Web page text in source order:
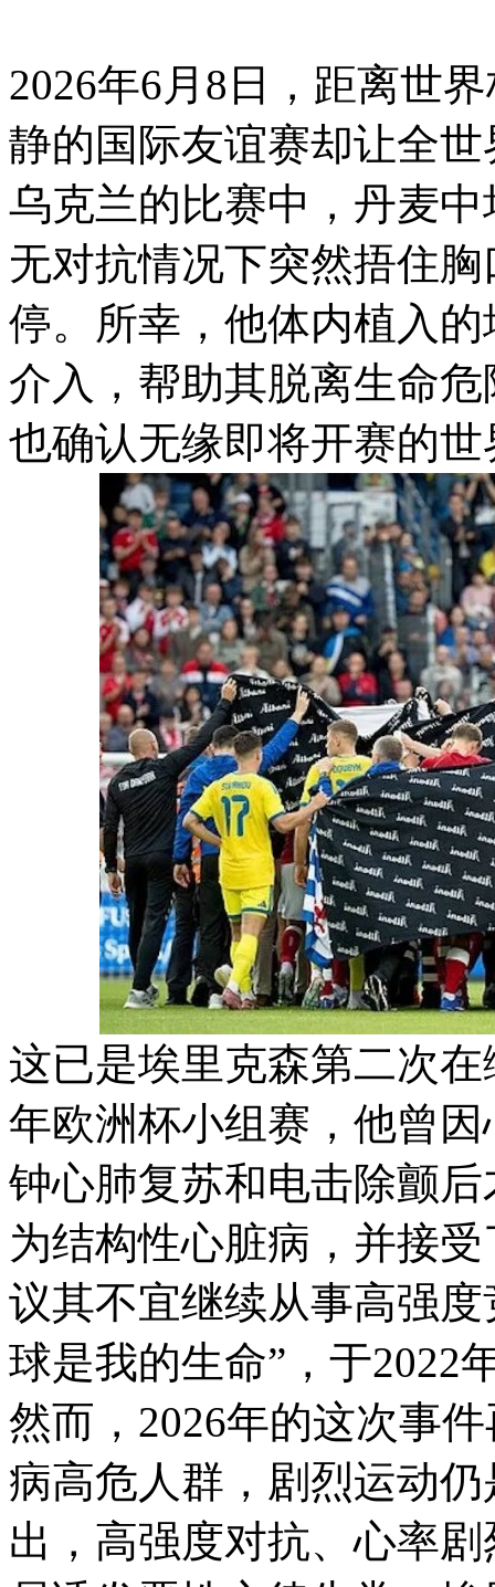
2026年6月8日，距离世
静的国际友谊赛却让全
乌克兰的比赛中，丹麦
无对抗情况下突然捂住
停。所幸，他体内植入
介入，帮助其脱离生命
也确认无缘即将开赛的世
这已是埃里克森第二次
年欧洲杯小组赛，他曾
钟心肺复苏和电击除颤
为结构性心脏病，并接
议其不宜继续从事高强
球是我的生命”，于2022
然而，2026年的这次事
病高危人群，剧烈运动
出，高强度对抗、心率